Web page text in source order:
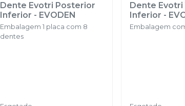
Dente Evotri Posterior
Inferior - EVODEN
Embalagem 1 placa com 8
dentes
Dente
Inferior -
Embalagem